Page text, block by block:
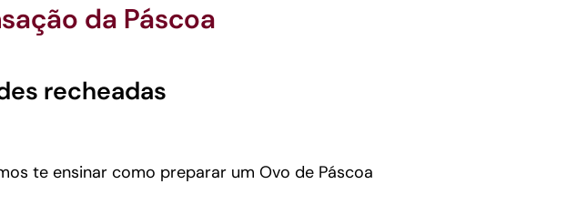
da Páscoa
recheadas
te ensinar como preparar um Ovo de Páscoa